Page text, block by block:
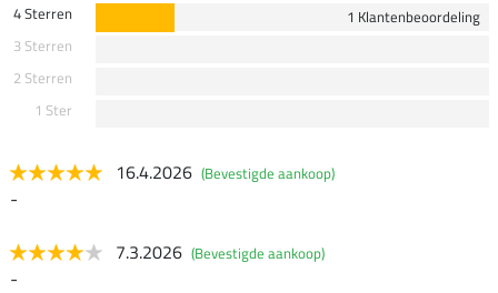
4 Sterren
1 Klantenbeoordeling
3 Sterren
2 Sterren
1 Ster
16.4.2026 (Bevestigde aankoop)
-
7.3.2026 (Bevestigde aankoop)
-